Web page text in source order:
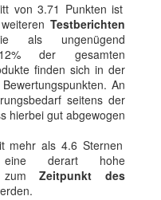
von 3.71 Punkten ist
Testberichten
als ungenügend
der gesamten
finden sich in der
An
seitens der
hierbei gut abgewogen
mehr als 4.6 Sternen
derart hohe
zumZeitpunkt des